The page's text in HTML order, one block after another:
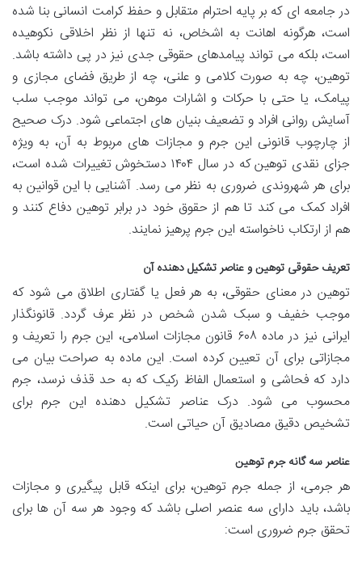
در جامعه ای که بر پایه احترام متقابل و حفظ کرامت انسانی بنا شده
است، هرگونه اهانت به اشخاص، نه تنها از نظر اخلاقی نکوهیده
است، بلکه می تواند پیامدهای حقوقی جدی نیز در پی داشته باشد.
توهین، چه به صورت کلامی و علنی، چه از طریق فضای مجازی و
پیامک، یا حتی با حرکات و اشارات موهن، می تواند موجب سلب
آسایش روانی افراد و تضعیف بنیان های اجتماعی شود. درک صحیح
از چارچوب قانونی این جرم و مجازات های مربوط به آن، به ویژه
جزای نقدی توهین که در سال ۱۴۰۴ دستخوش تغییرات شده است،
برای هر شهروندی ضروری به نظر می رسد. آشنایی با این قوانین به
افراد کمک می کند تا هم از حقوق خود در برابر توهین دفاع کنند و
هم از ارتکاب ناخواسته این جرم پرهیز نمایند.
تعریف حقوقی توهین و عناصر تشکیل دهنده آن
توهین در معنای حقوقی، به هر فعل یا گفتاری اطلاق می شود که
موجب خفیف و سبک شدن شخص در نظر عرف گردد. قانونگذار
ایرانی نیز در ماده ۶۰۸ قانون مجازات اسلامی، این جرم را تعریف و
مجازاتی برای آن تعیین کرده است. این ماده به صراحت بیان می
دارد که فحاشی و استعمال الفاظ رکیک که به حد قذف نرسد، جرم
محسوب می شود. درک عناصر تشکیل دهنده این جرم برای
تشخیص دقیق مصادیق آن حیاتی است.
عناصر سه گانه جرم توهین
هر جرمی، از جمله جرم توهین، برای اینکه قابل پیگیری و مجازات
باشد، باید دارای سه عنصر اصلی باشد که وجود هر سه آن ها برای
تحقق جرم ضروری است: